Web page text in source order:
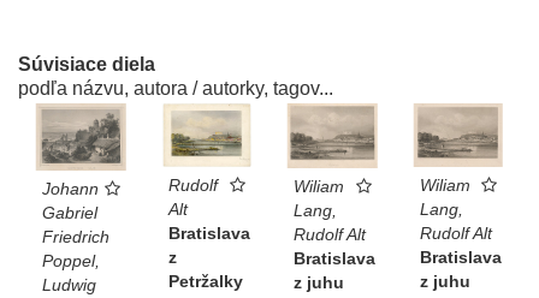
Súvisiace diela
podľa názvu, autora / autorky, tagov...
Johann
Gabriel
Friedrich
Poppel,
Ludwig
Rudolf
Alt
Bratislava
z
Petržalky
Wiliam
Lang,
Rudolf Alt
Bratislava
z juhu
Wiliam
Lang,
Rudolf Alt
Bratislava
z juhu